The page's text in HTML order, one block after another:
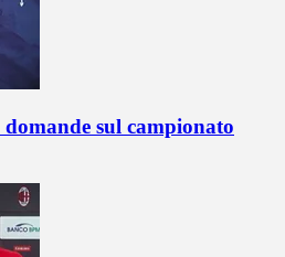
sul campionato